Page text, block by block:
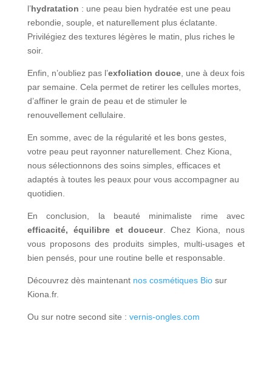
l’hydratation : une peau bien hydratée est une peau
rebondie, souple, et naturellement plus éclatante.
Privilégiez des textures légères le matin, plus riches le
soir.
Enfin, n’oubliez pas l’exfoliation douce, une à deux fois
par semaine. Cela permet de retirer les cellules mortes,
d’affiner le grain de peau et de stimuler le
renouvellement cellulaire.
En somme, avec de la régularité et les bons gestes,
votre peau peut rayonner naturellement. Chez Kiona,
nous sélectionnons des soins simples, efficaces et
adaptés à toutes les peaux pour vous accompagner au
quotidien.
En conclusion, la beauté minimaliste rime avec
efficacité, équilibre et douceur. Chez Kiona, nous
vous proposons des produits simples, multi-usages et
bien pensés, pour une routine belle et responsable.
Découvrez dès maintenant nos cosmétiques Biosur
Kiona.fr.
Ou sur notre second site : vernis-ongles.com